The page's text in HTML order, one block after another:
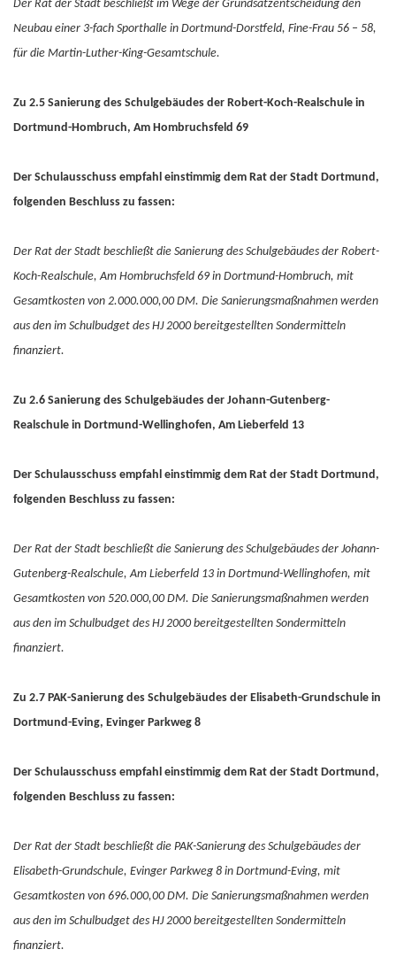
Der Rat der Stadt beschließt im Wege der Grundsatzentscheidung den
Neubau einer 3-fach Sporthalle in Dortmund-Dorstfeld, Fine-Frau 56 – 58,
für die Martin-Luther-King-Gesamtschule.
Zu 2.5 Sanierung des Schulgebäudes der Robert-Koch-Realschule in
Dortmund-Hombruch, Am Hombruchsfeld 69
Der Schulausschuss empfahl einstimmig dem Rat der Stadt Dortmund,
folgenden Beschluss zu fassen:
Der Rat der Stadt beschließt die Sanierung des Schulgebäudes der Robert-
Koch-Realschule, Am Hombruchsfeld 69 in Dortmund-Hombruch, mit
Gesamtkosten von 2.000.000,00 DM. Die Sanierungsmaßnahmen werden
aus den im Schulbudget des HJ 2000 bereitgestellten Sondermitteln
finanziert.
Zu 2.6 Sanierung des Schulgebäudes der Johann-Gutenberg-
Realschule in Dortmund-Wellinghofen, Am Lieberfeld 13
Der Schulausschuss empfahl einstimmig dem Rat der Stadt Dortmund,
folgenden Beschluss zu fassen:
Der Rat der Stadt beschließt die Sanierung des Schulgebäudes der Johann-
Gutenberg-Realschule, Am Lieberfeld 13 in Dortmund-Wellinghofen, mit
Gesamtkosten von 520.000,00 DM. Die Sanierungsmaßnahmen werden
aus den im Schulbudget des HJ 2000 bereitgestellten Sondermitteln
finanziert.
Zu 2.7 PAK-Sanierung des Schulgebäudes der Elisabeth-Grundschule in
Dortmund-Eving, Evinger Parkweg 8
Der Schulausschuss empfahl einstimmig dem Rat der Stadt Dortmund,
folgenden Beschluss zu fassen:
Der Rat der Stadt beschließt die PAK-Sanierung des Schulgebäudes der
Elisabeth-Grundschule, Evinger Parkweg 8 in Dortmund-Eving, mit
Gesamtkosten von 696.000,00 DM. Die Sanierungsmaßnahmen werden
aus den im Schulbudget des HJ 2000 bereitgestellten Sondermitteln
finanziert.